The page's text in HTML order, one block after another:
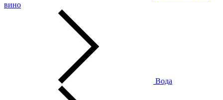
вино
Вода